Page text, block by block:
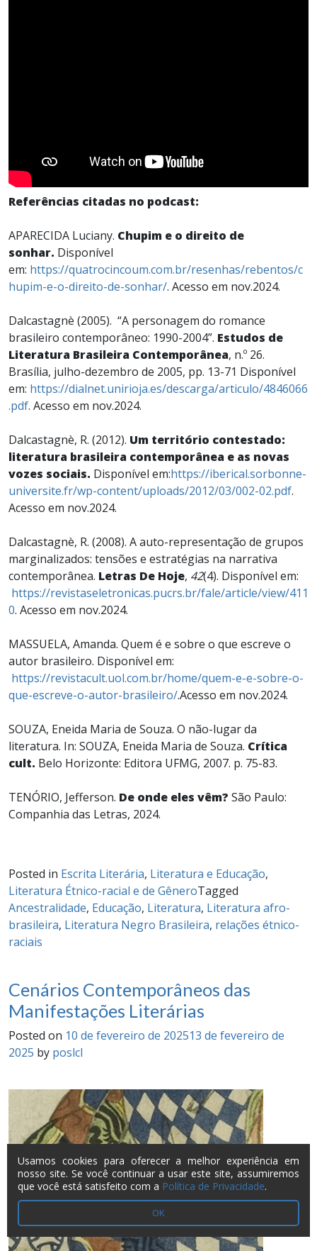
Usamos cookies para oferecer a melhor experiência em
nosso site. Se você continuar a usar este site, assumiremos
que você está satisfeito com a Política de Privacidade.
OK
Referências citadas no podcast:
APARECIDA Luciany. Chupim e o direito de
sonhar. Disponível
em: https://quatrocincoum.com.br/resenhas/rebentos/c
hupim-e-o-direito-de-sonhar/. Acesso em nov.2024.
Dalcastagnè (2005). “A personagem do romance
brasileiro contemporâneo: 1990-2004”. Estudos de
Literatura Brasileira Contemporânea, n.º 26.
Brasília, julho-dezembro de 2005, pp. 13-71 Disponível
em: https://dialnet.unirioja.es/descarga/articulo/4846066
.pdf. Acesso em nov.2024.
Dalcastagnè, R. (2012). Um território contestado:
literatura brasileira contemporânea e as novas
vozes sociais. Disponível em:https://iberical.sorbonne-
universite.fr/wp-content/uploads/2012/03/002-02.pdf.
Acesso em nov.2024.
Dalcastagnè, R. (2008). A auto-representação de grupos
marginalizados: tensões e estratégias na narrativa
contemporânea. Letras De Hoje, 42(4). Disponível em:
https://revistaseletronicas.pucrs.br/fale/article/view/411
0. Acesso em nov.2024.
MASSUELA, Amanda. Quem é e sobre o que escreve o
autor brasileiro. Disponível em:
https://revistacult.uol.com.br/home/quem-e-e-sobre-o-
que-escreve-o-autor-brasileiro/.Acesso em nov.2024.
SOUZA, Eneida Maria de Souza. O não-lugar da
literatura. In: SOUZA, Eneida Maria de Souza. Crítica
cult. Belo Horizonte: Editora UFMG, 2007. p. 75-83.
TENÓRIO, Jefferson. De onde eles vêm? São Paulo:
Companhia das Letras, 2024.
Posted in Escrita Literária, Literatura e Educação,
Literatura Étnico-racial e de GêneroTagged
Ancestralidade, Educação, Literatura, Literatura afro-
brasileira, Literatura Negro Brasileira, relações étnico-
raciais
Cenários Contemporâneos das
Manifestações Literárias
Posted on 10 de fevereiro de 202513 de fevereiro de
2025 by poslcl